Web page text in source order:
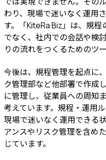
わり、現場で迷いなく運用
す。「KiteRa Biz」は、規
でなく、社内での会話や検
りの流れをつくるためのツ
今後は、規程管理を起点に
ク管理部など他部署で作成
に管理し、従業員への周知
考えています。規程・運用
現場で迷いなく運用できる
アンスやリスク管理を含め
じています。